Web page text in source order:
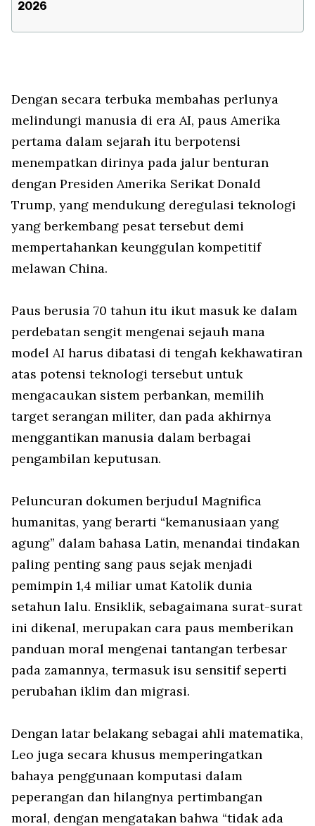
2026
Dengan secara terbuka membahas perlunya
melindungi manusia di era AI, paus Amerika
pertama dalam sejarah itu berpotensi
menempatkan dirinya pada jalur benturan
dengan Presiden Amerika Serikat Donald
Trump, yang mendukung deregulasi teknologi
yang berkembang pesat tersebut demi
mempertahankan keunggulan kompetitif
melawan China.
Paus berusia 70 tahun itu ikut masuk ke dalam
perdebatan sengit mengenai sejauh mana
model AI harus dibatasi di tengah kekhawatiran
atas potensi teknologi tersebut untuk
mengacaukan sistem perbankan, memilih
target serangan militer, dan pada akhirnya
menggantikan manusia dalam berbagai
pengambilan keputusan.
Peluncuran dokumen berjudul Magnifica
humanitas, yang berarti “kemanusiaan yang
agung” dalam bahasa Latin, menandai tindakan
paling penting sang paus sejak menjadi
pemimpin 1,4 miliar umat Katolik dunia
setahun lalu. Ensiklik, sebagaimana surat-surat
ini dikenal, merupakan cara paus memberikan
panduan moral mengenai tantangan terbesar
pada zamannya, termasuk isu sensitif seperti
perubahan iklim dan migrasi.
Dengan latar belakang sebagai ahli matematika,
Leo juga secara khusus memperingatkan
bahaya penggunaan komputasi dalam
peperangan dan hilangnya pertimbangan
moral, dengan mengatakan bahwa “tidak ada